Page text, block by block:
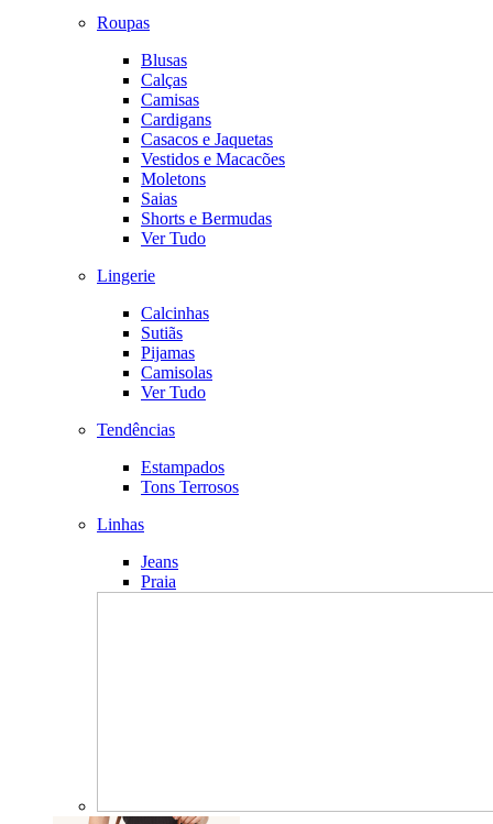
Roupas
Blusas
Calças
Camisas
Cardigans
Casacos e Jaquetas
Vestidos e Macacões
Moletons
Saias
Shorts e Bermudas
Ver Tudo
Lingerie
Calcinhas
Sutiãs
Pijamas
Camisolas
Ver Tudo
Tendências
Estampados
Tons Terrosos
Linhas
Jeans
Praia